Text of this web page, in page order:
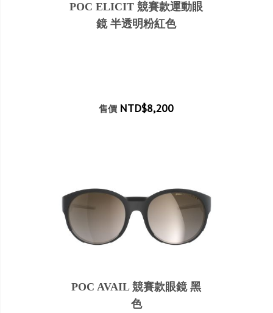
POC ELICIT 競賽款運動眼
鏡 半透明粉紅色
售價 NTD$8,200
POC AVAIL 競賽款眼鏡 黑
色